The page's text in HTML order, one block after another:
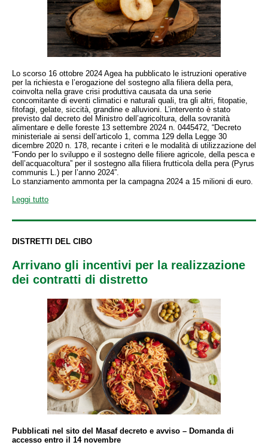
Lo scorso 16 ottobre 2024 Agea ha pubblicato le istruzioni operative
per la richiesta e l’erogazione del sostegno alla filiera della pera,
coinvolta nella grave crisi produttiva causata da una serie
concomitante di eventi climatici e naturali quali, tra gli altri, fitopatie,
fitofagi, gelate, siccità, grandine e alluvioni. L’intervento è stato
previsto dal decreto del Ministro dell’agricoltura, della sovranità
alimentare e delle foreste 13 settembre 2024 n. 0445472, “Decreto
ministeriale ai sensi dell’articolo 1, comma 129 della Legge 30
dicembre 2020 n. 178, recante i criteri e le modalità di utilizzazione del
“Fondo per lo sviluppo e il sostegno delle filiere agricole, della pesca e
dell’acquacoltura” per il sostegno alla filiera frutticola della pera (Pyrus
communis L.) per l’anno 2024”.
Lo stanziamento ammonta per la campagna 2024 a 15 milioni di euro.
Leggi tutto
DISTRETTI DEL CIBO
Arrivano gli incentivi per la realizzazione
dei contratti di distretto
Pubblicati nel sito del Masaf decreto e avviso – Domanda di
accesso entro il 14 novembre